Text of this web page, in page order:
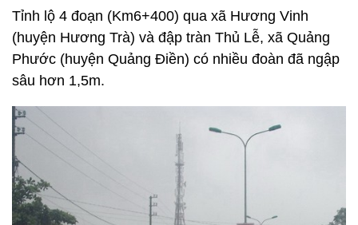
Tỉnh lộ 4 đoạn (Km6+400) qua xã Hương Vinh
(huyện Hương Trà) và đập tràn Thủ Lễ, xã Quảng
Phước (huyện Quảng Điền) có nhiều đoàn đã ngập
sâu hơn 1,5m.